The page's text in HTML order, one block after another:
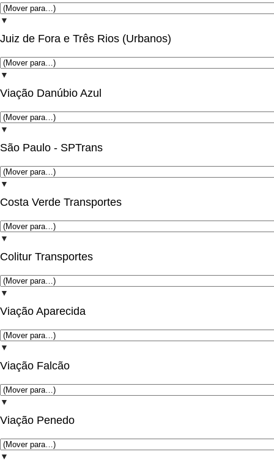
▼
Juiz de Fora e Três Rios (Urbanos)
▼
Viação Danúbio Azul
▼
São Paulo - SPTrans
▼
Costa Verde Transportes
▼
Colitur Transportes
▼
Viação Aparecida
▼
Viação Falcão
▼
Viação Penedo
▼